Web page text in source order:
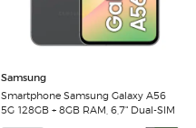
Samsung
Smartphone Samsung Galaxy A56
5G 128GB + 8GB RAM, 6,7" Dual-SIM